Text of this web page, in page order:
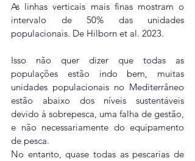
As linhas verticais mais finas mostram o
intervalo de 50% das unidades
populacionais. De Hilborn et al. 2023.
Isso não quer dizer que todas as
populações estão indo bem, muitas
unidades populacionais no Mediterrâneo
estão abaixo dos níveis sustentáveis
devido à sobrepesca, uma falha de gestão,
e não necessariamente do equipamento
de pesca.
No entanto, quase todas as pescarias de